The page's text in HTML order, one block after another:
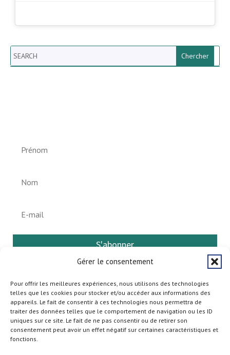
Gérer le consentement
Pour offrir les meilleures expériences, nous utilisons des technologies
telles que les cookies pour stocker et/ou accéder aux informations des
appareils. Le fait de consentir à ces technologies nous permettra de
traiter des données telles que le comportement de navigation ou les ID
uniques sur ce site. Le fait de ne pas consentir ou de retirer son
consentement peut avoir un effet négatif sur certaines caractéristiques et
fonctions.
Search
S'abonner